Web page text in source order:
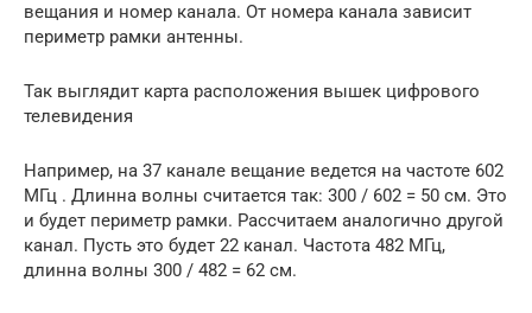
вещания и номер канала. От номера канала зависит
периметр рамки антенны.
Так выглядит карта расположения вышек цифрового
телевидения
Например, на 37 канале вещание ведется на частоте 602
МГц . Длинна волны считается так: 300 / 602 = 50 см. Это
и будет периметр рамки. Рассчитаем аналогично другой
канал. Пусть это будет 22 канал. Частота 482 МГц,
длинна волны 300 / 482 = 62 см.